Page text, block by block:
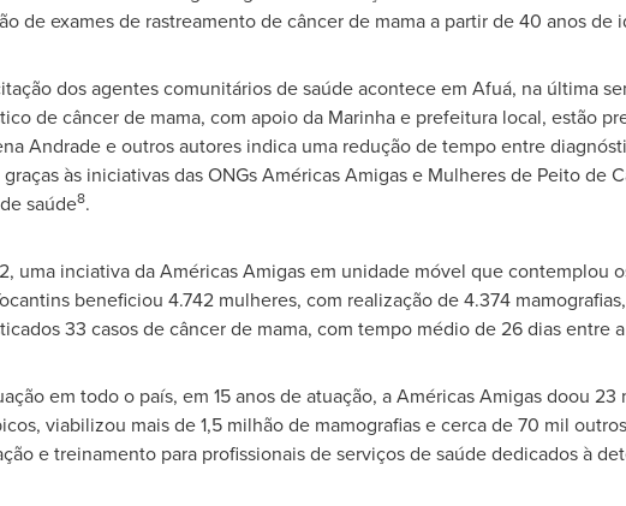
de exames de rastreamento de câncer de mama a partir de 40 anos de
dos agentes comunitários de saúde acontece em Afuá, na última
de câncer de mama, com apoio da Marinha e prefeitura local, estão
Andradee outros autores indica uma redução de tempo entre
graças às iniciativas das ONGs Américas Amigas e Mulheres de Peito de
saúde8.
uma inciativa da Américas Amigas em unidade móvel que contemplou
beneficiou 4.742 mulheres, com realização de 4.374
33 casos de câncer de mama, com tempo médio de 26 dias entre
em todo o país, em 15 anos de atuação, a Américas Amigas doou
viabilizou mais de 1,5 milhão de mamografias e cerca de 70 mil
e treinamento para profissionais de serviços de saúde dedicados à